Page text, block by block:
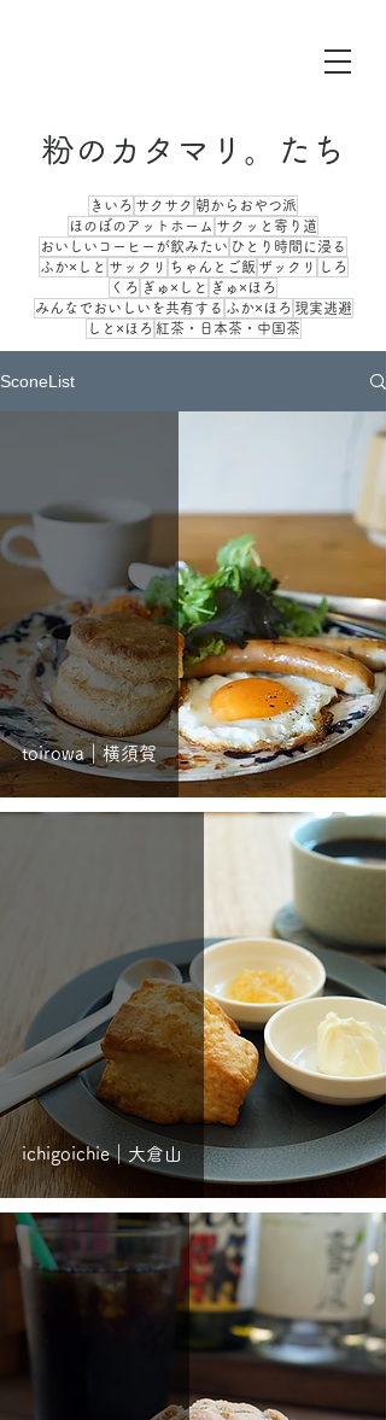
粉のカタマリ。たち
きいろ サクサク 朝からおやつ派
ほのぼのアットホーム サクッと寄り道
おいしいコーヒーが飲みたい ひとり時間に浸る
ふか×しと サックリ ちゃんとご飯 ザックリ
しろ
くろ ぎゅ×しと
ぎゅ×ほろ
みんなでおいしいを共有する ふか×ほろ 現実逃避
しと×ほろ 紅茶・日本茶・中国茶
SconeList
toirowa｜横須賀
ichigoichie｜大倉山